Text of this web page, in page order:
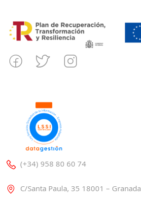
(+34) 958 80 60 74
C/Santa Paula, 35 18001 – Granada